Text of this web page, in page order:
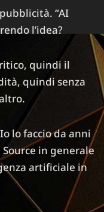
“AI
l’idea?
quindi il
quindi senza
lo faccio da anni
in generale
artificiale in